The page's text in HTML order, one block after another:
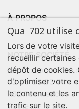
À PROPOS
NOTRE SOCIÉTÉ
02 98 55 93 94
702 Tourne-Ici
Route de la mer
Quai 702 utilise
Lors de votre
recueillir certaines
dépôt de cookies.
d'optimiser votre
le contenu et les
trafic sur le site.